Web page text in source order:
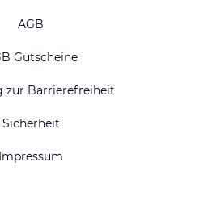
AGB
Gutscheine
zur Barrierefreiheit
Sicherheit
Impressum